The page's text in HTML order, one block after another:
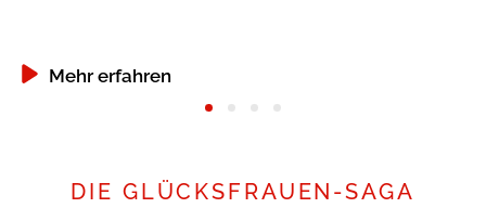
Mehr erfahren
DIE GLÜCKSFRAUEN-SAGA